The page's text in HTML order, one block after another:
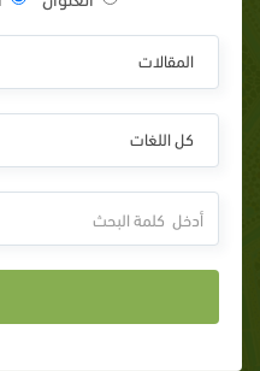
المقالات
كل اللغات